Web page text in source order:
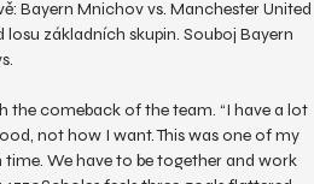
Bayern Mnichov vs. Manchester United
základních skupin. Souboj Bayern
the comeback of the team. “I have a lot
not how I want. This was one of my
time. We have to be together and work